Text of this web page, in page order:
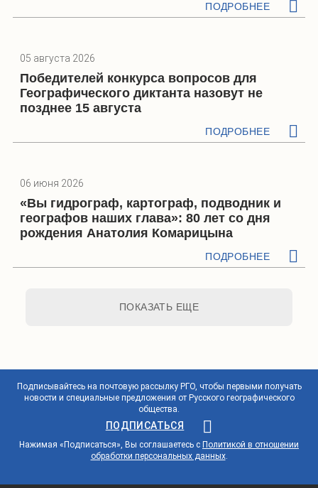
ПОДРОБНЕЕ
05 августа 2026
Победителей конкурса вопросов для
Географического диктанта назовут не
позднее 15 августа
ПОДРОБНЕЕ
06 июня 2026
«Вы гидрограф, картограф, подводник и
географов наших глава»: 80 лет со дня
рождения Анатолия Комарицына
ПОДРОБНЕЕ
ПОКАЗАТЬ ЕЩЕ
Подписывайтесь на почтовую рассылку РГО, чтобы первыми получать
новости и специальные предложения от Русского географического
общества.
ПОДПИСАТЬСЯ
Нажимая «Подписаться», Вы соглашаетесь с Политикой в отношении
обработки персональных данных.